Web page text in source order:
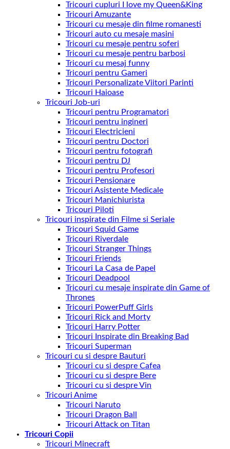
Tricouri cupluri I love my Queen&King
Tricouri Amuzante
Tricouri cu mesaje din filme romanesti
Tricouri auto cu mesaje masini
Tricouri cu mesaje pentru soferi
Tricouri cu mesaje pentru barbosi
Tricouri cu mesaj funny
Tricouri pentru Gameri
Tricouri Personalizate Viitori Parinti
Tricouri Haioase
Tricouri Job-uri
Tricouri pentru Programatori
Tricouri pentru ingineri
Tricouri Electricieni
Tricouri pentru Doctori
Tricouri pentru fotografi
Tricouri pentru DJ
Tricouri pentru Profesori
Tricouri Pensionare
Tricouri Asistente Medicale
Tricouri Manichiurista
Tricouri Piloti
Tricouri inspirate din Filme si Seriale
Tricouri Squid Game
Tricouri Riverdale
Tricouri Stranger Things
Tricouri Friends
Tricouri La Casa de Papel
Tricouri Deadpool
Tricouri cu mesaje inspirate din Game of
Thrones
Tricouri PowerPuff Girls
Tricouri Rick and Morty
Tricouri Harry Potter
Tricouri Inspirate din Breaking Bad
Tricouri Superman
Tricouri cu si despre Bauturi
Tricouri cu si despre Cafea
Tricouri cu si despre Bere
Tricouri cu si despre Vin
Tricouri Anime
Tricouri Naruto
Tricouri Dragon Ball
Tricouri Attack on Titan
Tricouri Copii
Tricouri Minecraft